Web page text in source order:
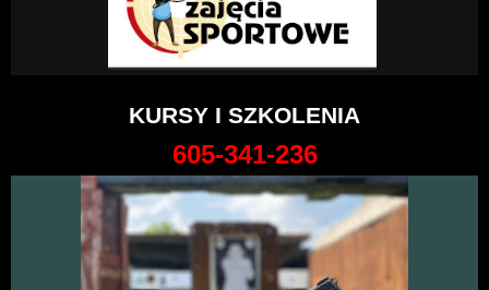
KURSY I SZKOLENIA
605-341-236